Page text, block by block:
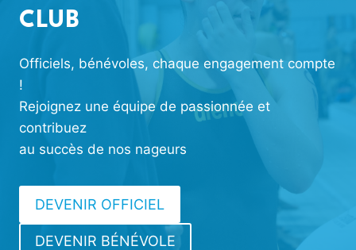
CLUB
Officiels, bénévoles, chaque engagement compte
!
Rejoignez une équipe de passionnée et
contribuez
au succès de nos nageurs
DEVENIR OFFICIEL
DEVENIR BÉNÉVOLE